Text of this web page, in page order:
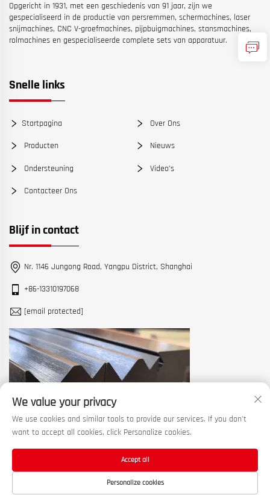
Opgericht in 1931, met een geschiedenis van 91 jaar, zijn we
gespecialiseerd in de productie van persremmen, schermachines, laser
snijmachines, CNC V-groefmachines, pijpbuigmachines, stansmachines,
rolmachines en gespecialiseerde complete sets van apparatuur.
Snelle links
Startpagina Over Ons
Producten Nieuws
Ondersteuning Video’s
Contacteer Ons
Blijf in contact
Nr. 1146 Jungong Road, Yangpu District, Shanghai
+86-13310197068
[email protected]
Copyright © 2026 China Shanghai Machine Tool Works Ltd. Alle rechten
voorbehouden. —Privacybeleid
We value your privacy
We use cookies and similar tools to provide our services. If you don't
want to accept all cookies, click Personalize cookies.
Personalize cookies
Accept all